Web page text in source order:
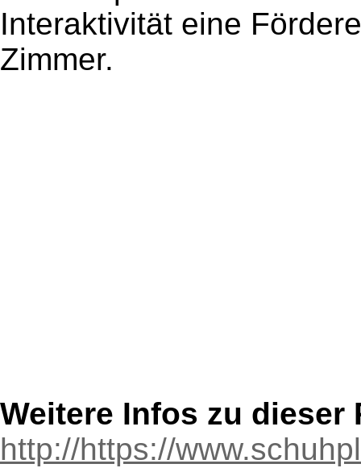
Interaktivität eine
Zimmer.
Weitere Infos zu dieser
http://https://